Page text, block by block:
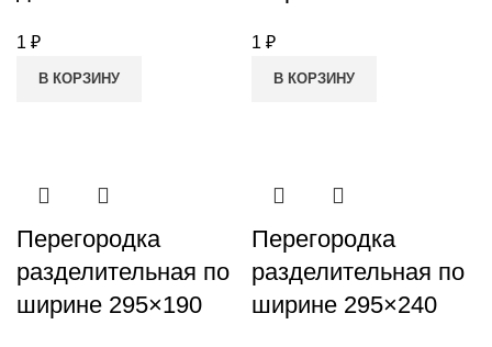
1 ₽
В КОРЗИНУ
1 ₽
В КОРЗИНУ
Перегородка
разделительная по
ширине 295×190
Перегородка
разделительная по
ширине 295×240